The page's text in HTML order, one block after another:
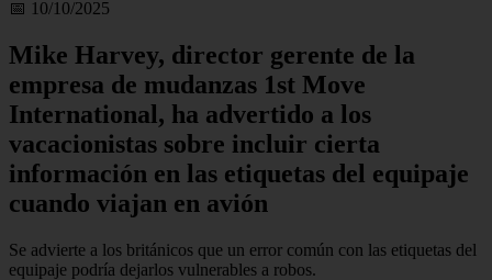
📅 10/10/2025
Mike Harvey, director gerente de la
empresa de mudanzas 1st Move
International, ha advertido a los
vacacionistas sobre incluir cierta
información en las etiquetas del equipaje
cuando viajan en avión
Se advierte a los británicos que un error común con las etiquetas del
equipaje podría dejarlos vulnerables a robos.